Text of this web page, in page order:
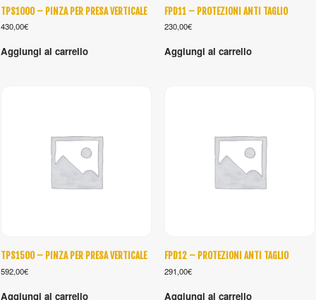
TPS1000 – PINZA PER PRESA VERTICALE
430,00€
Aggiungi al carrello
FPD11 – PROTEZIONI ANTI TAGLIO
230,00€
Aggiungi al carrello
TPS1500 – PINZA PER PRESA VERTICALE
592,00€
Aggiungi al carrello
FPD12 – PROTEZIONI ANTI TAGLIO
291,00€
Aggiungi al carrello